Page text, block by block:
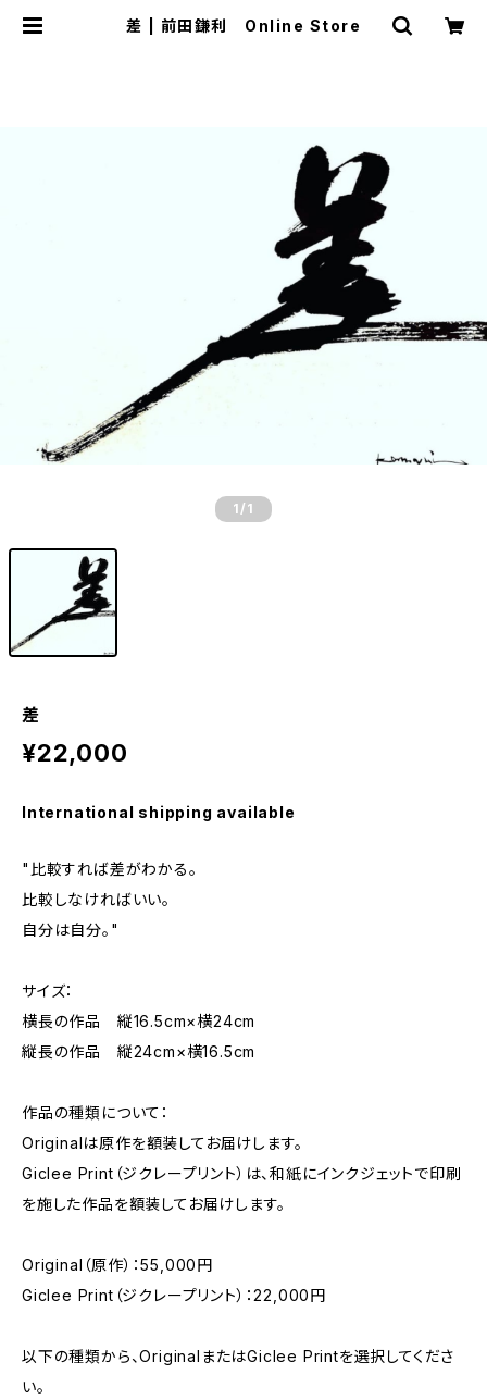
差 | 前田鎌利 Online Store
1 /1
差
¥22,000
International shipping available
"比較すれば差がわかる。
比較しなければいい。
自分は自分。"
サイズ：
横長の作品 縦16.5cm×横24cm
縦長の作品 縦24cm×横16.5cm
作品の種類について：
Originalは原作を額装してお届けします。
Giclee Print（ジクレープリント）は、和紙にインクジェットで印刷
を施した作品を額装してお届けします。
Original（原作）：55,000円
Giclee Print（ジクレープリント）：22,000円
以下の種類から、OriginalまたはGiclee Printを選択してくださ
い。